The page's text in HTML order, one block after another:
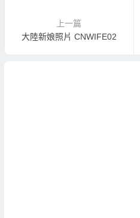
上一篇
大陸新娘照片 CNWIFE02